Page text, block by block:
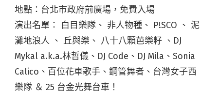
地點：台北市政府前廣場，免費入場
演出名單： 白目樂隊、 非人物種、 P!SCO 、 泥
灘地浪人 、 丘與樂、 八十八顆芭樂籽 、DJ
Mykal a.k.a.林哲儀、DJ Code、DJ Mila、Sonia
Calico、百位花車歌手、鋼管舞者、台灣女子西
樂隊 ＆ 25 台金光舞台車！